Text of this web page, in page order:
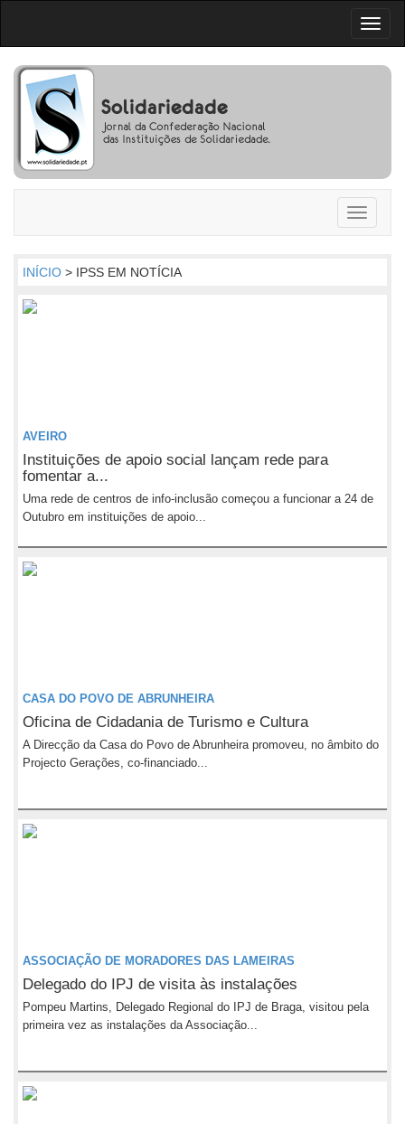
Toggle
INÍCIO > IPSS EM NOTÍCIA
AVEIRO
Instituições de apoio social lançam rede para
fomentar a...
Uma rede de centros de info-inclusão começou a funcionar a 24 de
Outubro em instituições de apoio...
CASA DO POVO DE ABRUNHEIRA
Oficina de Cidadania de Turismo e Cultura
A Direcção da Casa do Povo de Abrunheira promoveu, no âmbito do
Projecto Gerações, co-financiado...
ASSOCIAÇÃO DE MORADORES DAS LAMEIRAS
Delegado do IPJ de visita às instalações
Pompeu Martins, Delegado Regional do IPJ de Braga, visitou pela
primeira vez as instalações da Associação...